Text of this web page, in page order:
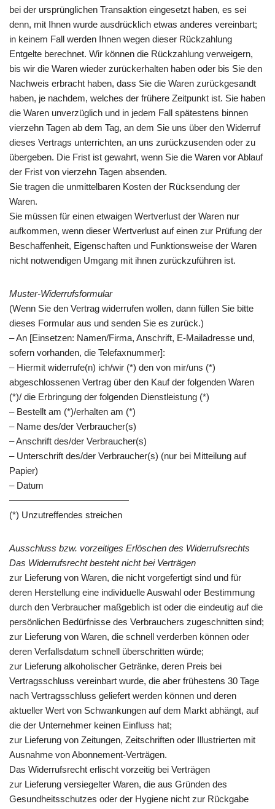
bei der ursprünglichen Transaktion eingesetzt haben, es sei
denn, mit Ihnen wurde ausdrücklich etwas anderes vereinbart;
in keinem Fall werden Ihnen wegen dieser Rückzahlung
Entgelte berechnet. Wir können die Rückzahlung verweigern,
bis wir die Waren wieder zurückerhalten haben oder bis Sie den
Nachweis erbracht haben, dass Sie die Waren zurückgesandt
haben, je nachdem, welches der frühere Zeitpunkt ist. Sie haben
die Waren unverzüglich und in jedem Fall spätestens binnen
vierzehn Tagen ab dem Tag, an dem Sie uns über den Widerruf
dieses Vertrags unterrichten, an uns zurückzusenden oder zu
übergeben. Die Frist ist gewahrt, wenn Sie die Waren vor Ablauf
der Frist von vierzehn Tagen absenden.
Sie tragen die unmittelbaren Kosten der Rücksendung der
Waren.
Sie müssen für einen etwaigen Wertverlust der Waren nur
aufkommen, wenn dieser Wertverlust auf einen zur Prüfung der
Beschaffenheit, Eigenschaften und Funktionsweise der Waren
nicht notwendigen Umgang mit ihnen zurückzuführen ist.
Muster-Widerrufsformular
(Wenn Sie den Vertrag widerrufen wollen, dann füllen Sie bitte
dieses Formular aus und senden Sie es zurück.)
– An [Einsetzen: Namen/Firma, Anschrift, E-Mailadresse und,
sofern vorhanden, die Telefaxnummer]:
– Hiermit widerrufe(n) ich/wir (*) den von mir/uns (*)
abgeschlossenen Vertrag über den Kauf der folgenden Waren
(*)/ die Erbringung der folgenden Dienstleistung (*)
– Bestellt am (*)/erhalten am (*)
– Name des/der Verbraucher(s)
– Anschrift des/der Verbraucher(s)
– Unterschrift des/der Verbraucher(s) (nur bei Mitteilung auf
Papier)
– Datum
—————————————
(*) Unzutreffendes streichen
Ausschluss bzw. vorzeitiges Erlöschen des Widerrufsrechts
Das Widerrufsrecht besteht nicht bei Verträgen
zur Lieferung von Waren, die nicht vorgefertigt sind und für
deren Herstellung eine individuelle Auswahl oder Bestimmung
durch den Verbraucher maßgeblich ist oder die eindeutig auf die
persönlichen Bedürfnisse des Verbrauchers zugeschnitten sind;
zur Lieferung von Waren, die schnell verderben können oder
deren Verfallsdatum schnell überschritten würde;
zur Lieferung alkoholischer Getränke, deren Preis bei
Vertragsschluss vereinbart wurde, die aber frühestens 30 Tage
nach Vertragsschluss geliefert werden können und deren
aktueller Wert von Schwankungen auf dem Markt abhängt, auf
die der Unternehmer keinen Einfluss hat;
zur Lieferung von Zeitungen, Zeitschriften oder Illustrierten mit
Ausnahme von Abonnement-Verträgen.
Das Widerrufsrecht erlischt vorzeitig bei Verträgen
zur Lieferung versiegelter Waren, die aus Gründen des
Gesundheitsschutzes oder der Hygiene nicht zur Rückgabe